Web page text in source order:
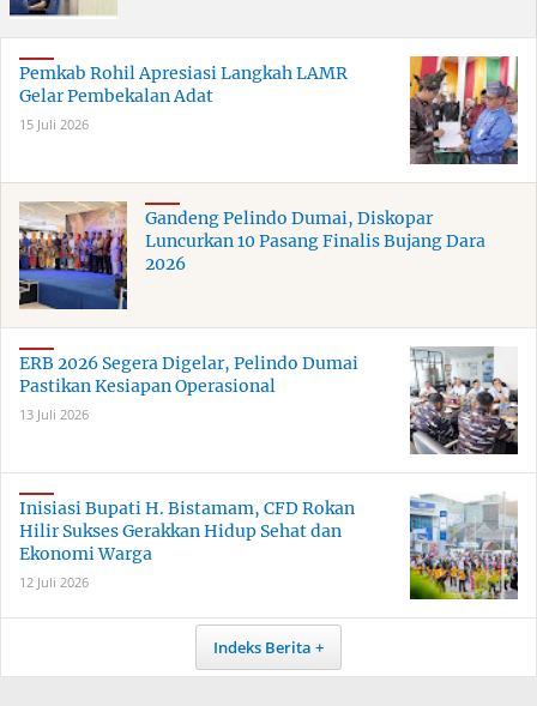
Pemkab Rohil Apresiasi Langkah LAMR
Gelar Pembekalan Adat
15 Juli 2026
Gandeng Pelindo Dumai, Diskopar
Luncurkan 10 Pasang Finalis Bujang Dara
2026
ERB 2026 Segera Digelar, Pelindo Dumai
Pastikan Kesiapan Operasional
13 Juli 2026
Inisiasi Bupati H. Bistamam, CFD Rokan
Hilir Sukses Gerakkan Hidup Sehat dan
Ekonomi Warga
12 Juli 2026
Indeks Berita